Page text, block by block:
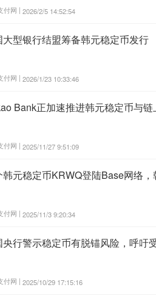
付网 | 2026/2/5 14:52:54
大型银行结盟筹备韩元稳定币发行
付网 | 2026/1/23 10:33:46
Bank正加速推进韩元稳定币与
付网 | 2025/11/27 9:51:09
韩元稳定币KRWQ登陆Base网络
付网 | 2025/11/3 9:20:34
央行警示稳定币有脱锚风险，呼吁
付网 | 2025/10/29 17:15:16